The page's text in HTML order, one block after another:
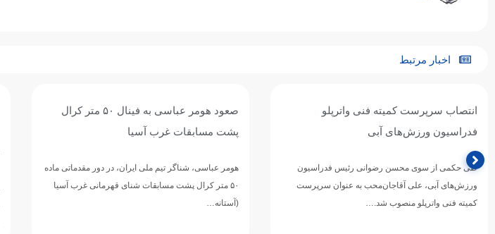
اخبار مرتبط
صعود هومر عباسی به فینال ۵۰ متر کرال
پشت مسابقات غرب آسیا
هومر عباسی، شناگر تیم ملی ایران، در دور مقدماتی ماده
۵۰ متر کرال پشت مسابقات شنای قهرمانی غرب آسیا
(آستانه…
درخشش ملی‌پوش ایران در استخر آستانه؛
در نخستین روز از رقابت‌های شنای قهرمانی غرب آسیا
۲۰۲۶ در شهر آستانه قزاقستان، هومر عباسی ملی‌پوش